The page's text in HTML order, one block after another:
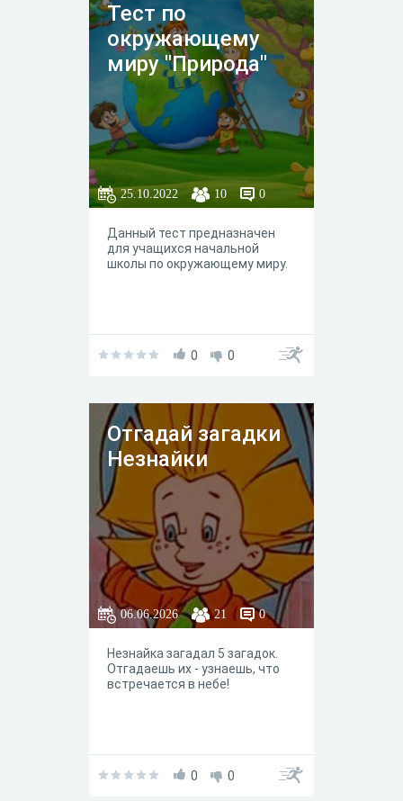
Тест по
окружающему
миру "Природа"
25.10.2022 10 0
Данный тест предназначен
для учащихся начальной
школы по окружающему миру.
0 0
Отгадай загадки
Незнайки
06.06.2026 21 0
Незнайка загадал 5 загадок.
Отгадаешь их - узнаешь, что
встречается в небе!
0 0